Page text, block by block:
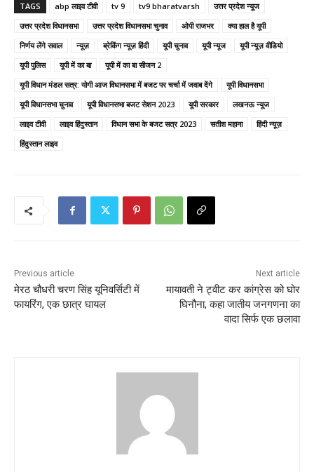
TAGS abp लाइव टीवी tv 9 tv9 bharatvarsh
उत्तर प्रदेश न्यूज
उत्तर प्रदेश विधानसभा
उत्तर प्रदेश विधानसभा चुनाव ओपी राजभर
क्या हाल है यूपी
निर्णय लेंगे सवाल
न्यूज़ ब्रेकिंग न्यूज़ हिंदी यूपी चुनाव यूपी न्‍यूज
यूपी न्यूज़ वीडियो
यूपी पुलिस
यूपी में का बा
यूपी में का बा सीजन 2
यूपी विधान मंडल सत्र: योगी आज विधानसभा में बजट पर चर्चा में जवाब देंगे
यूपी विधानसभा
यूपी विधानसभा चुनाव
यूपी विधानसभा बजट सेशन 2023 यूपी सरकार
लखनऊ न्‍यूज
लाइव टीवी
लाइव हिंदुस्तान विधान सभा के बजट सत्र 2023 सतीश महाना
हिंदी न्यूज़
हिंदुस्तान लाइव
Previous article
मेरठ चौधरी चरण सिंह यूनिवर्सिटी में
फायरिंग, एक छात्र घायल
Next article
मायावती ने ट्वीट कर कांग्रेस को घोर
घिनौना, कहा जातीय जनगणना का
वादा सिर्फ एक छलावा